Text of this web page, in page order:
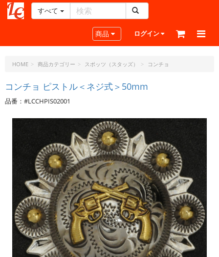
ー
ラ
ト・
ド
ッ
ト・
すべて
Toggle navigation
商品 ログイン
HOME 商品カテゴリー スポッツ（スタッズ） コンチョ
コンチョ ピストル＜ネジ式＞50mm
品番：#LCCHPIS02001